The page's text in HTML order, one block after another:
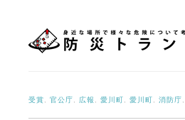
受賞 官公庁 広報 愛川町 愛川町 消防庁